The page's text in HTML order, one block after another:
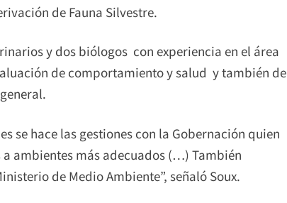
de Fauna Silvestre.
y dos biólogos con experiencia en el área
de comportamiento y salud y también de
se hace las gestiones con la Gobernación quien
ambientes más adecuados (…) También
de Medio Ambiente”, señaló Soux.